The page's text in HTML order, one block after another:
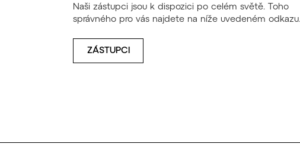
Naši zástupci jsou k dispozici po celém světě. Toho
správného pro vás najdete na níže uvedeném odkazu.
ZÁSTUPCI